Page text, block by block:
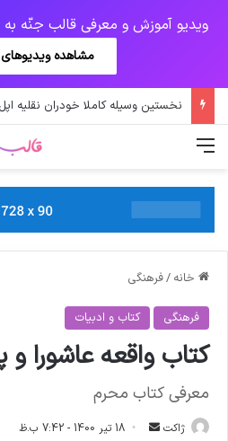
ویدیو آموزش و معرفی قالب جنّه به صورت
مشاهده
تدابیر زمانی خواب و بیداری
منو
خانه /فرهنگی
فرهنگی کتاب و ادبیات
کتاب واقعه عاشورا
معرفی کتاب محرم
ژاکت
ارسال 18 تیر 1400 - 7:42 ب.ظ